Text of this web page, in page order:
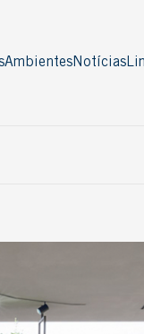
AmbientesNotícias